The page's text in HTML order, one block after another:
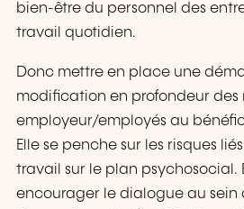
bien-être du personnel des
travail quotidien.
Donc mettre en place une
modification en profondeur des
employeur/employés au
Elle se penche sur les risques
travail sur le plan psychosocial.
encourager le dialogue au sein